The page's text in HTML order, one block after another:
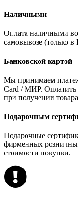
Наличными
Оплата наличными
самовывозе (только в
Банковской картой
Мы принимаем
Card / МИР. Оплатить
при получении
Подарочным
Подарочные
фирменных
стоимости покупки.